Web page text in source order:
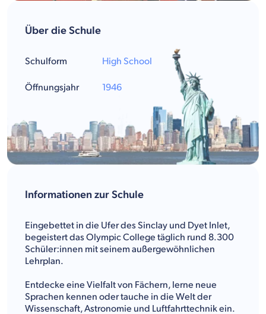
Informationen zur Schule
Eingebettet in die Ufer des Sinclay und Dyet Inlet,
begeistert das Olympic College täglich rund 8.300
Schüler:innen mit seinem außergewöhnlichen
Lehrplan.
Entdecke eine Vielfalt von Fächern, lerne neue
Sprachen kennen oder tauche in die Welt der
Wissenschaft, Astronomie und Luftfahrttechnik ein.
Über die Schule
Schulform
Öffnungsjahr
High School
1946